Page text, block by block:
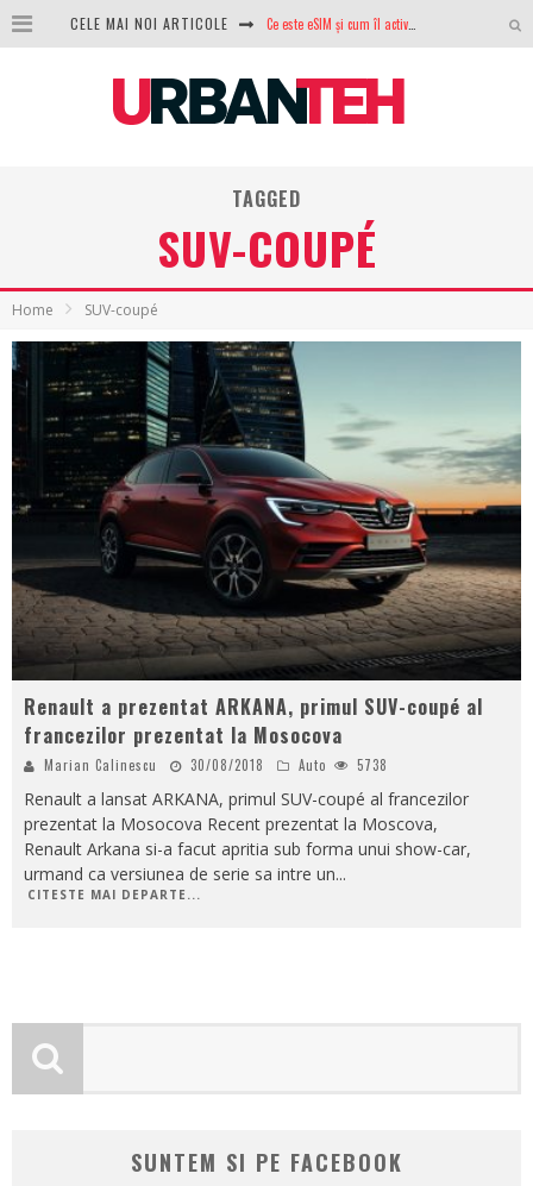
CELE MAI NOI ARTICOLE Ce este eSIM și cum îl activezi pe telefon? Ghid complet pentru Android și iPhone
TAGGED
SUV-COUPÉ
Home SUV-coupé
Renault a prezentat ARKANA, primul SUV-coupé al
francezilor prezentat la Mosocova
Marian Calinescu 30/08/2018 Auto 5738
Renault a lansat ARKANA, primul SUV-coupé al francezilor
prezentat la Mosocova Recent prezentat la Moscova,
Renault Arkana si-a facut apritia sub forma unui show-car,
urmand ca versiunea de serie sa intre un...
CITESTE MAI DEPARTE...
SUNTEM SI PE FACEBOOK